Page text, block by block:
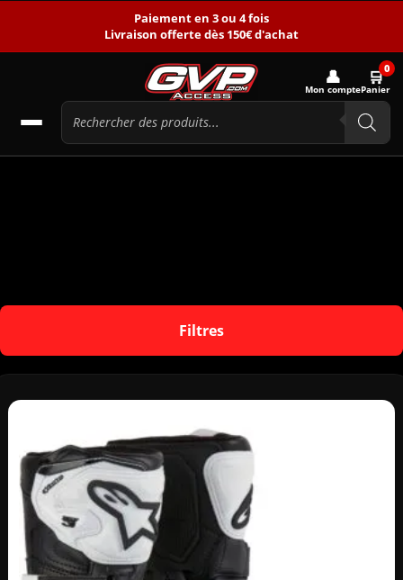
Paiement en 3 ou 4 fois
Livraison offerte dès 150€ d'achat
👤
Mon compte
🛒0
Panier
Filtres